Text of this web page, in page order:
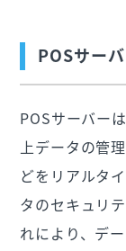
POSサー
POSサーバー
上データの管
どをリアルタ
タのセキュリ
れにより、デ